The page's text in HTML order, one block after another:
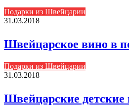
Подарки из Швейцарии
31.03.2018
Швейцарское вино в
Подарки из Швейцарии
31.03.2018
Швейцарские детские